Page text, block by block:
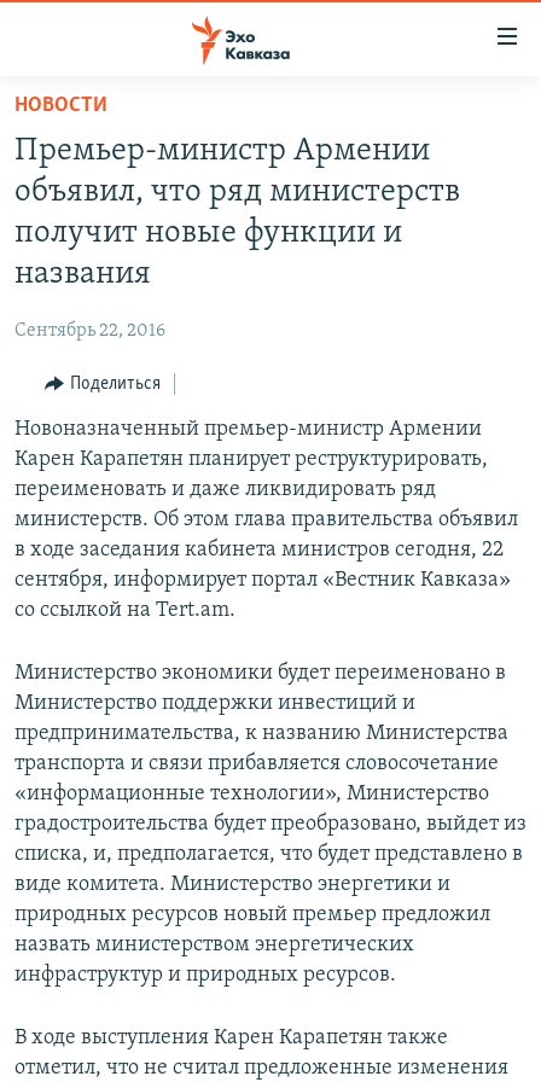
Вернуться
основному
содержанию
главной
Вернутся
поиску
ТБИЛИСИ
СЕВЕРНЫЙ КАВКАЗ
АРМЕНИЯ
АЗЕРБАЙДЖАН
ТЕМЫ
ПОЛИТИКА
ЭКОНОМИКА
ОБЩЕСТВО
КУЛЬТУРА
СПОРТ
МИР
РУБРИКИ
НЕКРУГЛЫЙ СТОЛ
ГОСТЬ НЕДЕЛИ
ПОЗИЦИЯ
БЛОГИ
ГОЛОСА
МУЛЬТИМЕДИА
ВИДЕО
ФОТО
АУДИО
ПОДКАСТЫ
АРХИВ РАДИОПРОГРАММЫ
ПРИСОЕДИНЯЙТЕСЬ!
НОВОСТИ
Премьер-министр Армении
объявил, что ряд министерств
получит новые функции и
названия
Сентябрь 22, 2016
Поделиться
Новоназначенный премьер-министр Армении
Карен Карапетян планирует реструктурировать,
переименовать и даже ликвидировать ряд
министерств. Об этом глава правительства объявил
в ходе заседания кабинета министров сегодня, 22
сентября, информирует портал «Вестник Кавказа»
со ссылкой на Tert.am.
Министерство экономики будет переименовано в
Министерство поддержки инвестиций и
предпринимательства, к названию Министерства
транспорта и связи прибавляется словосочетание
«информационные технологии», Министерство
градостроительства будет преобразовано, выйдет из
списка, и, предполагается, что будет представлено в
виде комитета. Министерство энергетики и
природных ресурсов новый премьер предложил
назвать министерством энергетических
инфраструктур и природных ресурсов.
В ходе выступления Карен Карапетян также
отметил, что не считал предложенные изменения